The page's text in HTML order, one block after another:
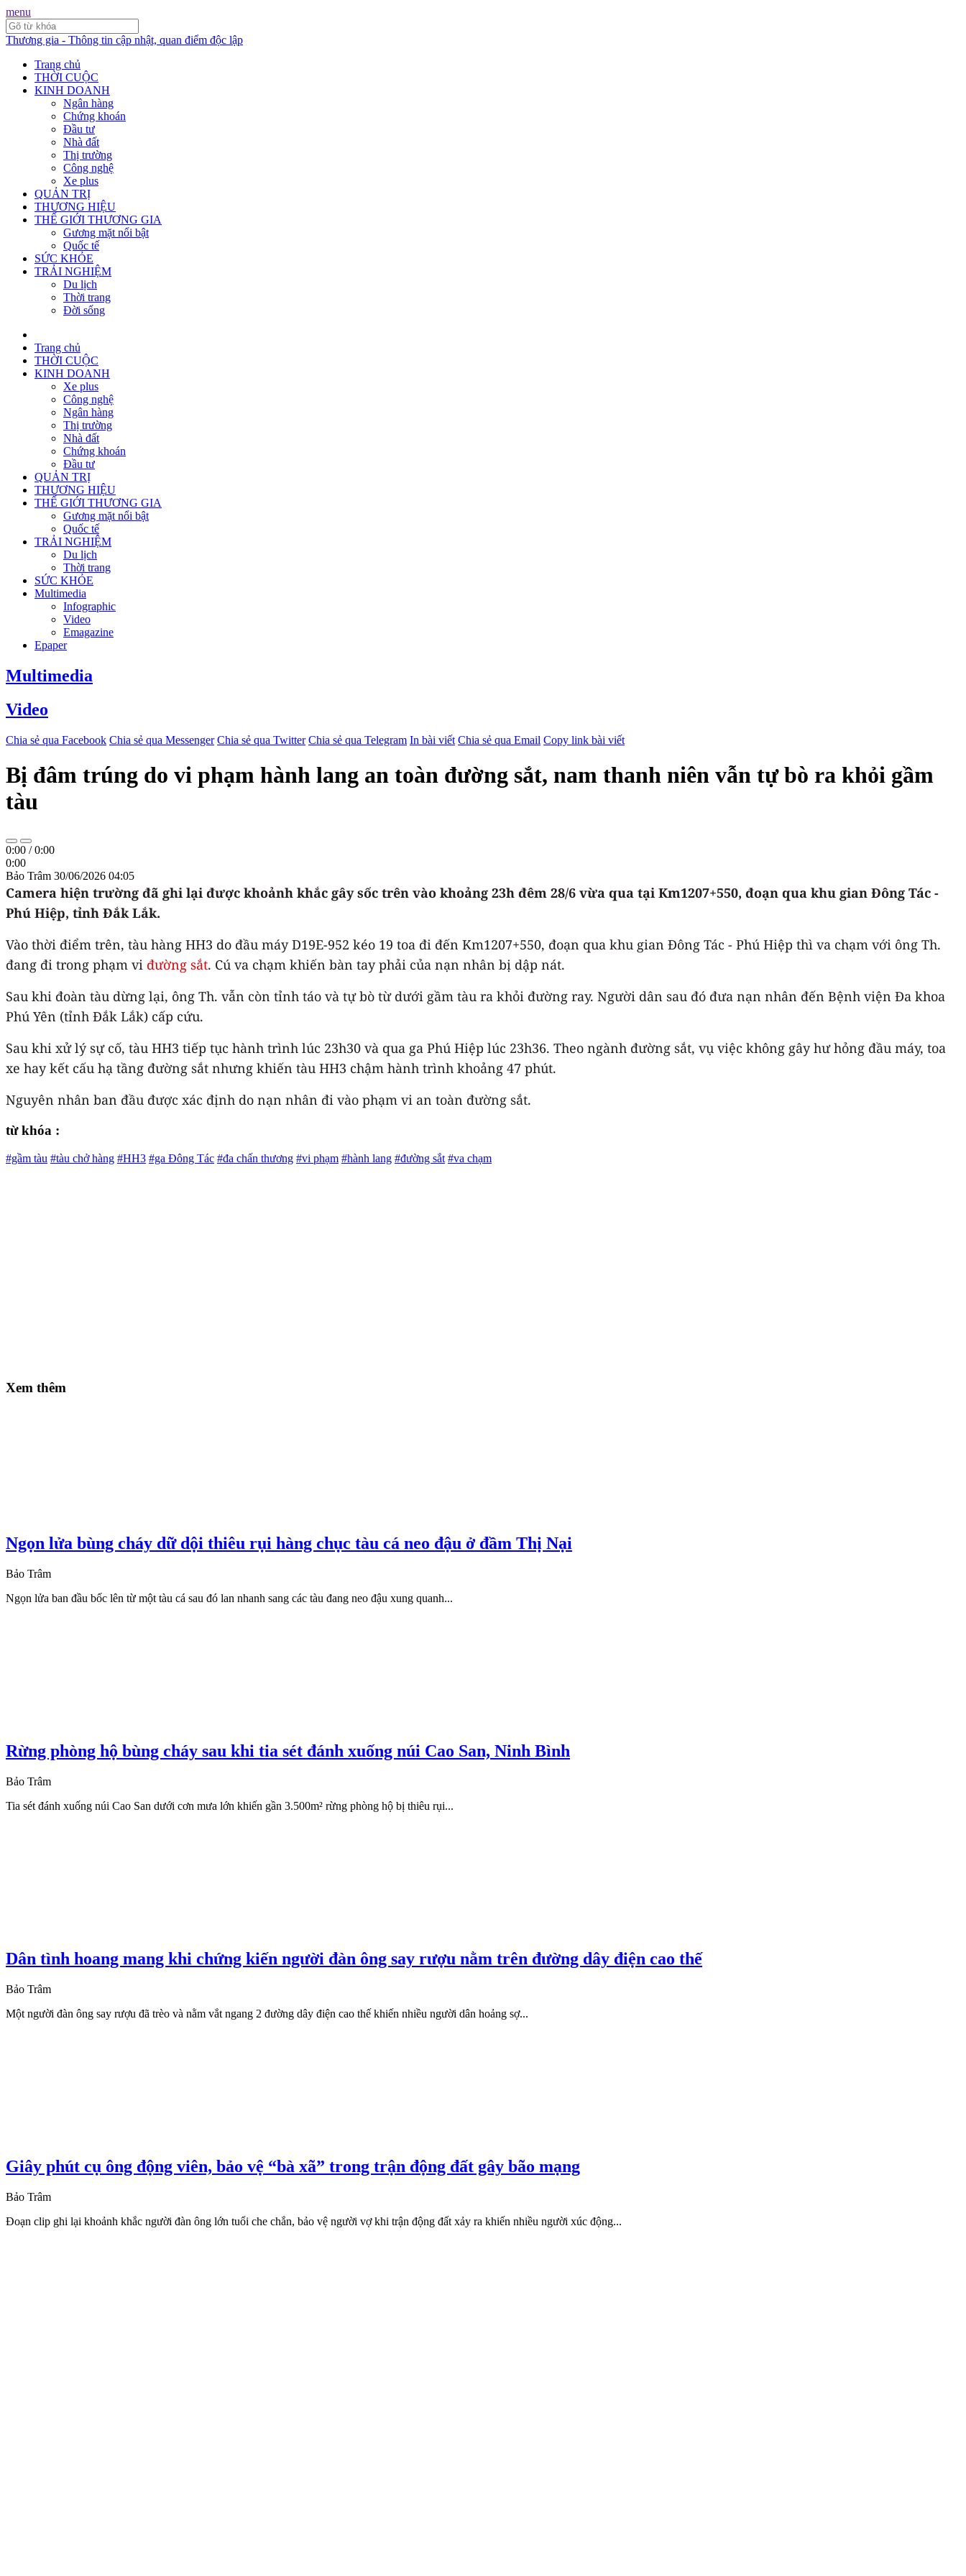
menu
Thương gia - Thông tin cập nhật, quan điểm độc lập
Trang chủ
THỜI CUỘC
KINH DOANH
Ngân hàng
Chứng khoán
Đầu tư
Nhà đất
Thị trường
Công nghệ
Xe plus
QUẢN TRỊ
THƯƠNG HIỆU
THẾ GIỚI THƯƠNG GIA
Gương mặt nổi bật
Quốc tế
SỨC KHỎE
TRẢI NGHIỆM
Du lịch
Thời trang
Đời sống
Trang chủ
THỜI CUỘC
KINH DOANH
Xe plus
Công nghệ
Ngân hàng
Thị trường
Nhà đất
Chứng khoán
Đầu tư
QUẢN TRỊ
THƯƠNG HIỆU
THẾ GIỚI THƯƠNG GIA
Gương mặt nổi bật
Quốc tế
TRẢI NGHIỆM
Du lịch
Thời trang
SỨC KHỎE
Multimedia
Infographic
Video
Emagazine
Epaper
Multimedia
Video
Chia sẻ qua Facebook Chia sẻ qua Messenger Chia sẻ qua Twitter Chia sẻ qua Telegram In bài viết Chia sẻ qua Email Copy link bài viết
Bị đâm trúng do vi phạm hành lang an toàn đường sắt, nam thanh niên vẫn tự bò ra khỏi gầm
tàu
0:00 /0:00
0:00
Bảo Trâm 30/06/2026 04:05
Camera hiện trường đã ghi lại được khoảnh khắc gây sốc trên vào khoảng 23h đêm 28/6 vừa qua tại Km1207+550, đoạn qua khu gian Đông Tác -
Phú Hiệp, tỉnh Đắk Lắk.
Vào thời điểm trên, tàu hàng HH3 do đầu máy D19E-952 kéo 19 toa đi đến Km1207+550, đoạn qua khu gian Đông Tác - Phú Hiệp thì va chạm với ông Th.
đang đi trong phạm vi đường sắt. Cú va chạm khiến bàn tay phải của nạn nhân bị dập nát.
Sau khi đoàn tàu dừng lại, ông Th. vẫn còn tỉnh táo và tự bò từ dưới gầm tàu ra khỏi đường ray. Người dân sau đó đưa nạn nhân đến Bệnh viện Đa khoa
Phú Yên (tỉnh Đắk Lắk) cấp cứu.
Sau khi xử lý sự cố, tàu HH3 tiếp tục hành trình lúc 23h30 và qua ga Phú Hiệp lúc 23h36. Theo ngành đường sắt, vụ việc không gây hư hỏng đầu máy, toa
xe hay kết cấu hạ tầng đường sắt nhưng khiến tàu HH3 chậm hành trình khoảng 47 phút.
Nguyên nhân ban đầu được xác định do nạn nhân đi vào phạm vi an toàn đường sắt.
từ khóa :
#gầm tàu #tàu chở hàng #HH3 #ga Đông Tác #đa chấn thương #vi phạm #hành lang #đường sắt #va chạm
Xem thêm
Ngọn lửa bùng cháy dữ dội thiêu rụi hàng chục tàu cá neo đậu ở đầm Thị Nại
Bảo Trâm
Ngọn lửa ban đầu bốc lên từ một tàu cá sau đó lan nhanh sang các tàu đang neo đậu xung quanh...
Rừng phòng hộ bùng cháy sau khi tia sét đánh xuống núi Cao San, Ninh Bình
Bảo Trâm
Tia sét đánh xuống núi Cao San dưới cơn mưa lớn khiến gần 3.500m² rừng phòng hộ bị thiêu rụi...
Dân tình hoang mang khi chứng kiến người đàn ông say rượu nằm trên đường dây điện cao thế
Bảo Trâm
Một người đàn ông say rượu đã trèo và nằm vắt ngang 2 đường dây điện cao thế khiến nhiều người dân hoảng sợ...
Giây phút cụ ông động viên, bảo vệ “bà xã” trong trận động đất gây bão mạng
Bảo Trâm
Đoạn clip ghi lại khoảnh khắc người đàn ông lớn tuổi che chắn, bảo vệ người vợ khi trận động đất xảy ra khiến nhiều người xúc động...